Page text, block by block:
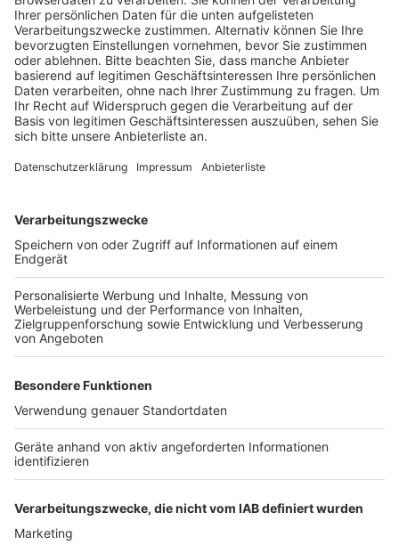
fühlen, sagt Polizeipräsident Johannes
Herrmanns.
Veröffentlicht:Montag, 29.04.2024 10:57
Anzeige
Künftig wolle man auf große Razzien mit viel Polizei
deutlich öfter, nahezu einmal pro Stunde, präsent sein.
Der Ebertplatz ist bundesweit als Umschlagplatz für
weiche Drogen bekannt. Der Neumarkt für harte
Drogen. Der Apellhofplatz macht zunehmend Ärger
und Friesenplatz und Josef-Haubrichs-Hof werden
auch immer mehr zum Problem für die Polizei.
Deswegen nehme man die Dealer ins Visier wolle vor
nehmen. Das neue Einsatzkonzept laufe seit Dienstag.
Insgesamt seien seit dem an den Plätzen in über 170
Fällen Platzverweise erteilt oder Straftaten
festgestellt worden.